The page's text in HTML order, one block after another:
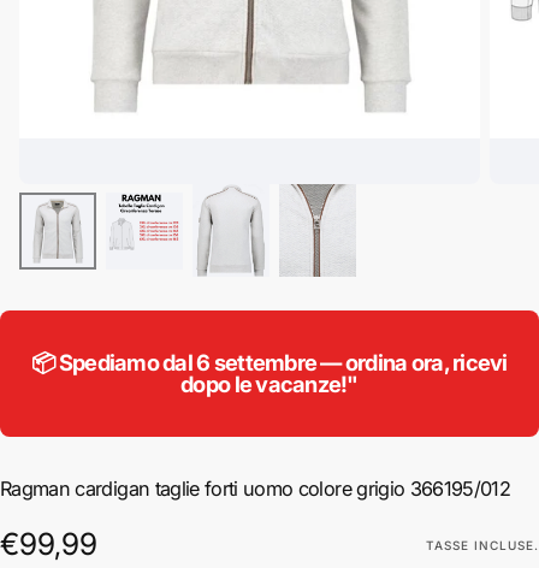
📦 Spediamo dal 6 settembre — ordina ora, ricevi
dopo le vacanze!"
Ragman cardigan taglie forti uomo colore grigio 366195/012
€99,99
Prezzo
€99,99 TASSE INCLUSE.